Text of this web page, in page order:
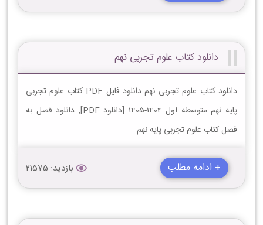
دانلود کتاب علوم تجربی نهم
دانلود کتاب علوم تجربی نهم دانلود فایل PDF کتاب علوم تجربی
پایه نهم متوسطه اول 1404-1405 [دانلود PDF], دانلود فصل به
فصل کتاب علوم تجربی پایه نهم
+ ادامه مطلب بازدید: 21575